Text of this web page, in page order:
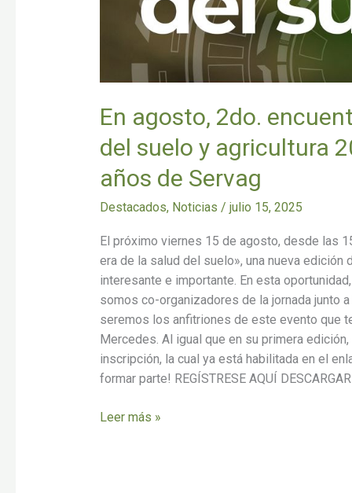
En agosto, 2do.
del suelo y agricultura
años de Servag
Destacados, Noticias / julio 15, 2025
El próximo viernes 15 de agosto, desde las
era de la salud del suelo», una nueva edición
interesante e importante. En esta
somos co-organizadores de la jornada junto
seremos los anfitriones de este evento que
Mercedes. Al igual que en su primera
inscripción, la cual ya está habilitada en el
formar parte! REGÍSTRESE AQUÍ
los
25
años
Servag
Leer más »